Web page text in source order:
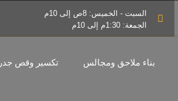
السبت - الخميس: 8ص إلى 10م
الجمعة: 1:30م إلى 10م
بناء ملاحق ومجالس تكسير وقص